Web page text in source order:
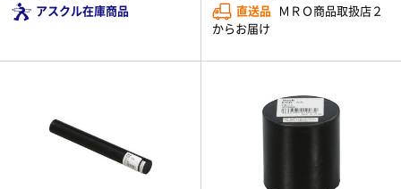
アスクル在庫商品
直送品 ＭＲＯ商品取扱店２
からお届け